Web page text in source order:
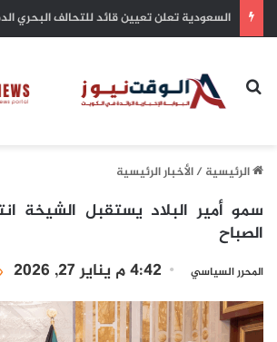
بحث عن
الرئيسية/الأخبار الرئيسية
سمو أمير البلاد يستقبل الشيخة
الصباح
المحرر السياسي 4:42 م يناير 27, 2026